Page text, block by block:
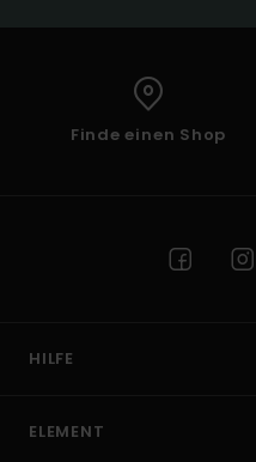
Finde einen Shop
HILFE
ELEMENT